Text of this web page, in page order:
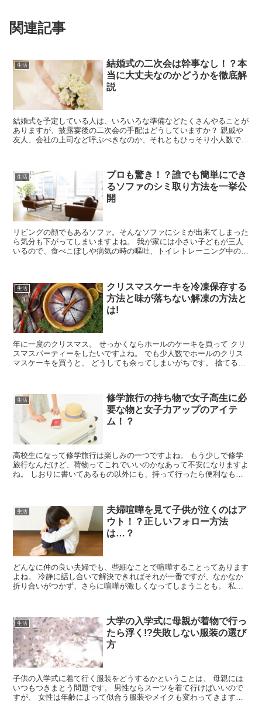
関連記事
生活
結婚式の二次会は幹事なし！？本
当に大丈夫なのかどうかを徹底解
説
結婚式を予定している人は、いろいろな準備などたくさんやることが
ありますが、披露宴後の二次会の手配はどうしていますか？ 親戚や
友人、会社の上司など呼ぶべきなのか、それともひっそり小人数でや
生活
プロも驚き！？誰でも簡単にでき
るソファのシミ取り方法を一挙公
開
リビングの顔でもあるソファ。そんなソファにシミが出来てしまった
ら気分も下がってしまいますよね。 我が家には小さい子どもが三人
いるので、食べこぼしや病気の時の嘔吐、トイレトレーニング中の失
生活
クリスマスケーキを冷凍保存する
方法と味が落ちない解凍の方法と
は!
年に一度のクリスマス。 せっかくならホールのケーキを買って クリ
スマスパーティーをしたいですよね。 でも少人数でホールのクリス
マスケーキを買うと、 どうしても余ってしまいがちです。 捨てるの
生活
修学旅行の持ち物で女子高生に必
要な物と女子力アップのアイテ
ム！？
高校生になって修学旅行は楽しみの一つですよね。 もう少しで修学
旅行なんだけど、荷物ってこれでいいのかなあって不安になりますよ
ね。 しおりに書いてあるもの以外にも、持って行ったら便利なもの
生活
夫婦喧嘩を見て子供が泣くのはア
ウト！？正しいフォロー方法
は…？
どんなに仲の良い夫婦でも、些細なことで喧嘩することってあります
よね。 冷静に話し合いで解決できればそれが一番ですが、なかなか
折り合いがつかず、さらに喧嘩が激しくなってしまうことも。 私
生活
大学の入学式に母親が着物で行っ
たら浮く!?失敗しない服装の選び
方
子供の入学式に着て行く服装をどうするかということは、 母親には
いつもつきまとう問題です。 男性ならスーツを着て行けばいいので
すが、 女性は年齢によって似合う服装やメイクも変わってきます